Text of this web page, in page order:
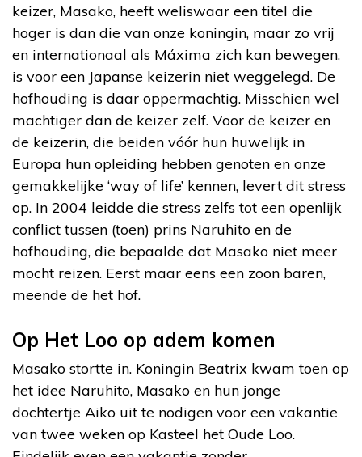
keizer, Masako, heeft weliswaar een titel die
hoger is dan die van onze koningin, maar zo vrij
en internationaal als Máxima zich kan bewegen,
is voor een Japanse keizerin niet weggelegd. De
hofhouding is daar oppermachtig. Misschien wel
machtiger dan de keizer zelf. Voor de keizer en
de keizerin, die beiden vóór hun huwelijk in
Europa hun opleiding hebben genoten en onze
gemakkelijke ‘way of life’ kennen, levert dit stress
op. In 2004 leidde die stress zelfs tot een openlijk
conflict tussen (toen) prins Naruhito en de
hofhouding, die bepaalde dat Masako niet meer
mocht reizen. Eerst maar eens een zoon baren,
meende de het hof.
Op Het Loo op adem komen
Masako stortte in. Koningin Beatrix kwam toen op
het idee Naruhito, Masako en hun jonge
dochtertje Aiko uit te nodigen voor een vakantie
van twee weken op Kasteel het Oude Loo.